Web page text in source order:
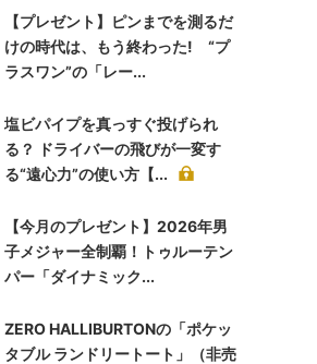
【プレゼント】ピンまでを測るだ
けの時代は、もう終わった! “プ
ラスワン”の「レー...
塩ビパイプを真っすぐ投げられ
る？ ドライバーの飛びが一変す
る“遠心力”の使い方【...
【今月のプレゼント】2026年男
子メジャー全制覇！トゥルーテン
パー「ダイナミック...
ZERO HALLIBURTONの「ポケッ
タブル ランドリートート」（非売